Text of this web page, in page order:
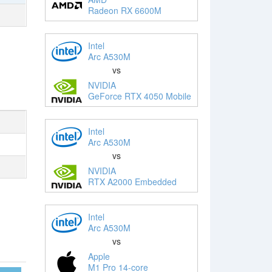
Radeon RX 6600M
Intel
Arc A530M
vs
NVIDIA
GeForce RTX 4050 Mobile
Intel
Arc A530M
vs
NVIDIA
RTX A2000 Embedded
Intel
Arc A530M
vs
Apple
M1 Pro 14-core